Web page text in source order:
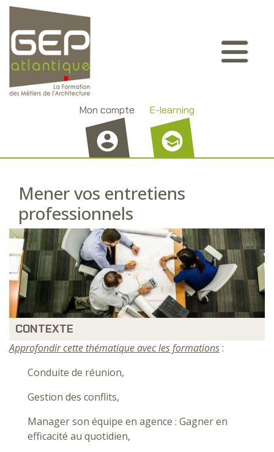
Aller
contenu
principal
Mon compte E-learning
Mener vos entretiens
professionnels
CONTEXTE
Approfondir cette thématique avec les formations:
Conduite de réunion,
Gestion des conflits,
Manager son équipe en agence : Gagner en
efficacité au quotidien,
Panneau de gestion des cookies